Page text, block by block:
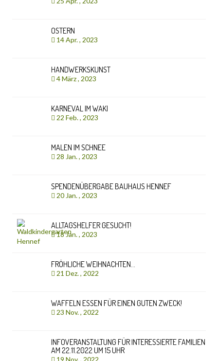
OSTERN
14 Apr. , 2023
HANDWERKSKUNST
4 März , 2023
KARNEVAL IM WAKI
22 Feb. , 2023
MALEN IM SCHNEE
28 Jan. , 2023
SPENDENÜBERGABE BAUHAUS HENNEF
20 Jan. , 2023
ALLTAGSHELFER GESUCHT!
18 Jan. , 2023
FRÖHLICHE WEIHNACHTEN…
21 Dez. , 2022
WAFFELN ESSEN FÜR EINEN GUTEN ZWECK!
23 Nov. , 2022
INFOVERANSTALTUNG FÜR INTERESSIERTE FAMILIEN
AM 22.11.2022 UM 15 UHR
19 Nov. , 2022